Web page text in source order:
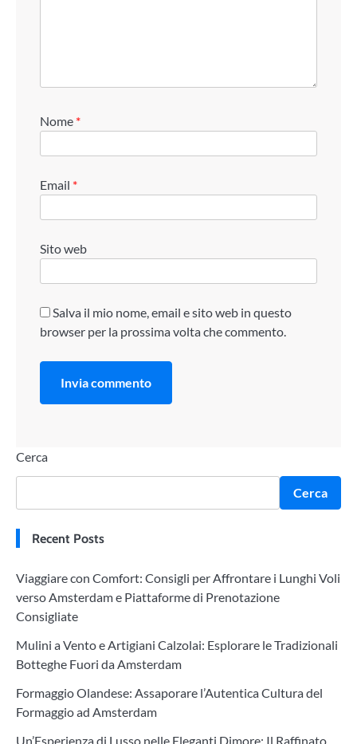
Nome *
Email *
Sito web
Salva il mio nome, email e sito web in questo
browser per la prossima volta che commento.
Cerca
Cerca
Recent Posts
Viaggiare con Comfort: Consigli per Affrontare i Lunghi Voli
verso Amsterdam e Piattaforme di Prenotazione
Consigliate
Mulini a Vento e Artigiani Calzolai: Esplorare le Tradizionali
Botteghe Fuori da Amsterdam
Formaggio Olandese: Assaporare l’Autentica Cultura del
Formaggio ad Amsterdam
Un’Esperienza di Lusso nelle Eleganti Dimore: Il Raffinato